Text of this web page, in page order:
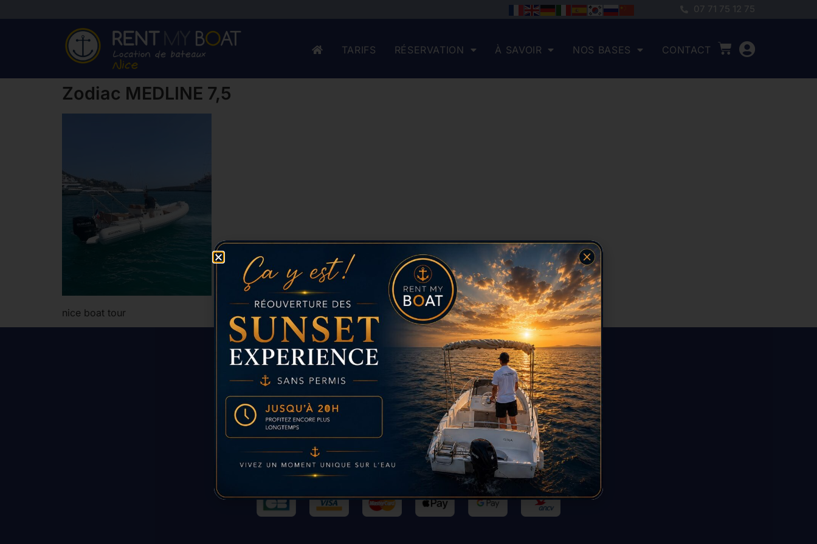
07 71 75 12 75
TARIFS RÉSERVATION À SAVOIR NOS BASES CONTACT
Zodiac MEDLINE 7,5
nice boat tour
Paiement sécurisé